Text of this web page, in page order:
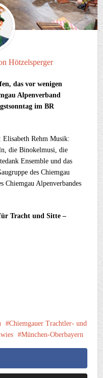
Hötzelsperger
das vor wenigen
Alpenverband
im BR
Rehm Musik:
die Binokelmusi, die
Ensemble und das
des Chiemgau
Chiemgau Alpenverbandes
Tracht und Sitte –
Chiemgauer Trachtler- und
München-Oberbayern